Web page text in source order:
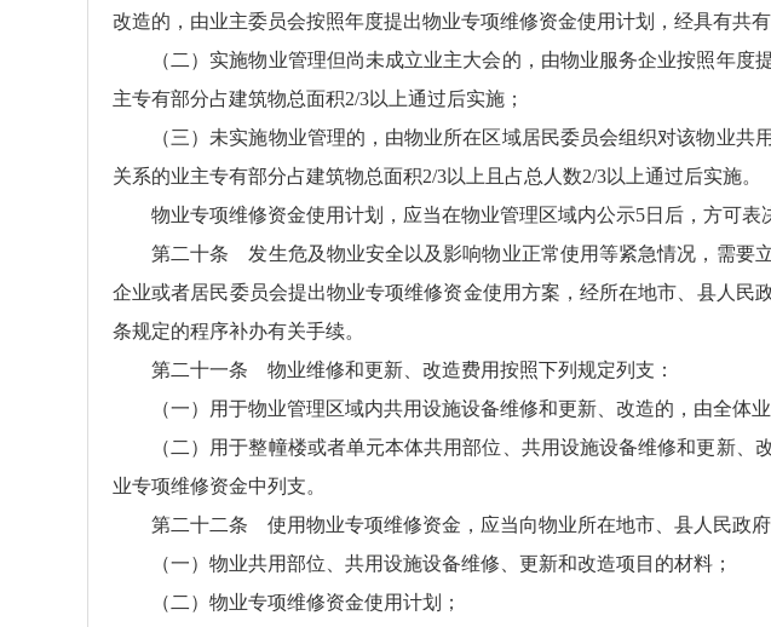
改造的，由业主委员会按照年度提出物业专项维修资金使用计划，经具有共
（二）实施物业管理但尚未成立业主大会的，由物业服务企业按照年
主专有部分占建筑物总面积2/3以上通过后实施；
（三）未实施物业管理的，由物业所在区域居民委员会组织对该物业
关系的业主专有部分占建筑物总面积2/3以上且占总人数2/3以上通过后实施。
物业专项维修资金使用计划，应当在物业管理区域内公示5日后，方可表
第二十条 发生危及物业安全以及影响物业正常使用等紧急情况，需要
企业或者居民委员会提出物业专项维修资金使用方案，经所在地市、县人
条规定的程序补办有关手续。
第二十一条 物业维修和更新、改造费用按照下列规定列支：
（一）用于物业管理区域内共用设施设备维修和更新、改造的，由全
（二）用于整幢楼或者单元本体共用部位、共用设施设备维修和更新
业专项维修资金中列支。
第二十二条 使用物业专项维修资金，应当向物业所在地市、县人民政
（一）物业共用部位、共用设施设备维修、更新和改造项目的材料；
（二）物业专项维修资金使用计划；